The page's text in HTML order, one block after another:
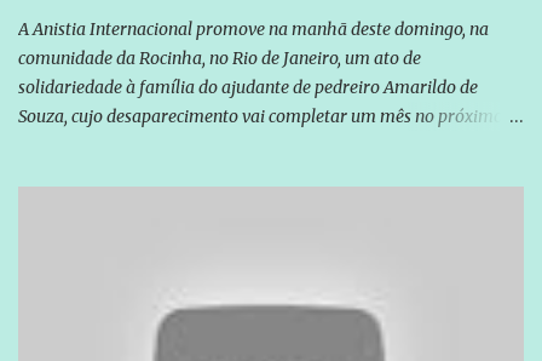
A Anistia Internacional promove na manhã deste domingo, na
comunidade da Rocinha, no Rio de Janeiro, um ato de
solidariedade à família do ajudante de pedreiro Amarildo de
Souza, cujo desaparecimento vai completar um mês no próximo
são vítimas de violência, estão em situação de risco ou têm seus
direitos violados. Leia mais: Anistia Internacional cobra do Brasil